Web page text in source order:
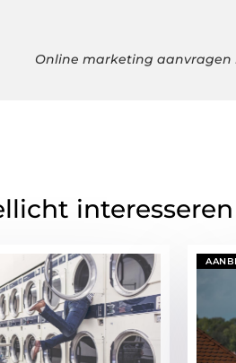
Online marketing aanvragen
interesseren